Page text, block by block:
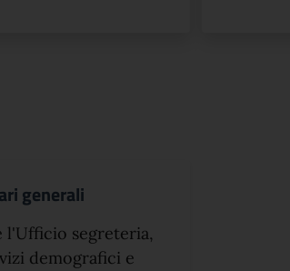
generali
l'Ufficio segreteria,
demografici e